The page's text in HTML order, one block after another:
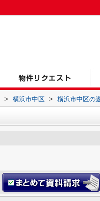
> 横浜市中区 > 横浜市中区の